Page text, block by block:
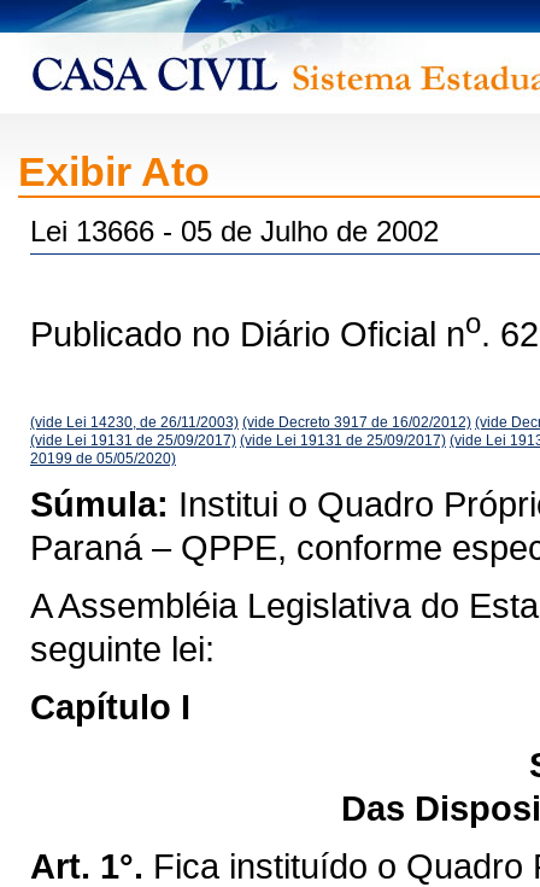
Exibir Ato
Lei 13666 - 05 de Julho de 2002
Publicado no Diário Oficial no.
(vide Lei 14230, de 26/11/2003) (vide Decreto 3917 de 16/02/2012) (vide
(vide Lei 19131 de 25/09/2017) (vide Lei 19131 de 25/09/2017) (vide Lei
20199 de 05/05/2020)
Súmula: Institui o Quadro
Paraná – QPPE, conforme
A Assembléia Legislativa do
seguinte lei:
Capítulo I
Das
Art. 1°. Fica instituído o Quadro